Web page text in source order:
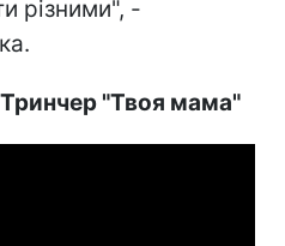
різними", -
Тринчер "Твоя мама"